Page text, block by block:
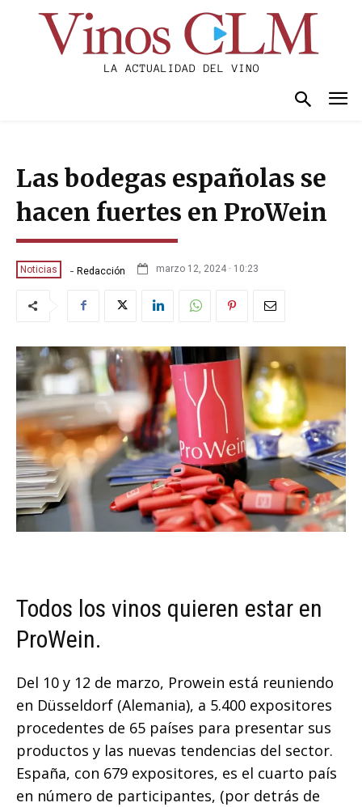
Las bodegas españolas se
hacen fuertes en ProWein
Noticias - Redacción marzo 12, 2024 · 10:23
Todos los vinos quieren estar en
ProWein.
Del 10 y 12 de marzo, Prowein está reuniendo
en Düsseldorf (Alemania), a 5.400 expositores
procedentes de 65 países para presentar sus
productos y las nuevas tendencias del sector.
España, con 679 expositores, es el cuarto país
en número de participantes, (por detrás de